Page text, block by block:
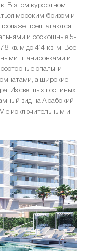
В этом курортном
морским бризом и
предлагаются
и роскошные 5-
кв. м до 414 кв. м. Все
планировками и
спальни
а широкие
Из светлых гостиных
вид на Арабский
исключительным и